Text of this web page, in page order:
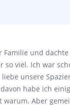
und
viel. Ich war
unsere
habe ich
Aber